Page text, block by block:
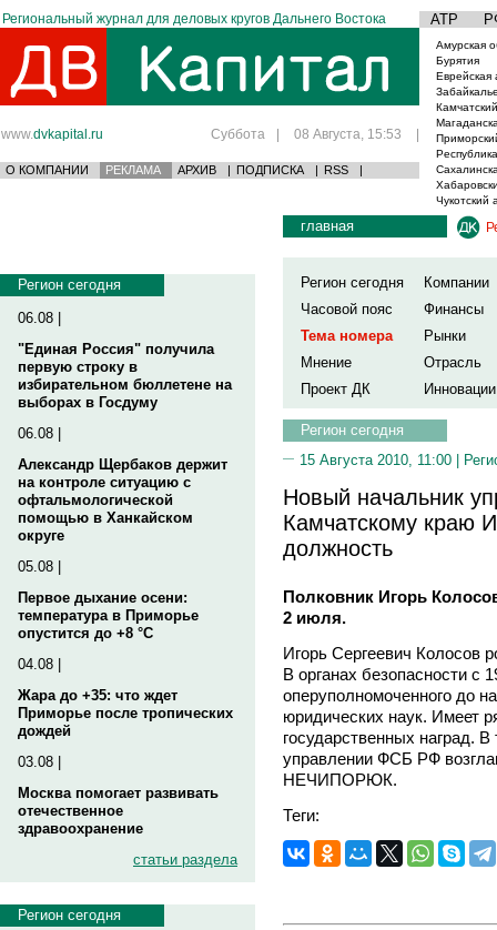
Региональный журнал для деловых кругов Дальнего Востока АТР
www.dvkapital.ru Суббота | 08 Августа, 15:53 |
О КОМПАНИИ РЕКЛАМА АРХИВ | ПОДПИСКА | RSS |
Амурская
Бурятия
Еврейская
Чукотский
Регион сегодня
06.08 |
"Единая Россия" получила
первую строку в
избирательном бюллетене на
выборах в Госдуму
06.08 |
Александр Щербаков держит
на контроле ситуацию с
офтальмологической
помощью в Ханкайском
округе
05.08 |
Первое дыхание осени:
температура в Приморье
опустится до +8 °C
04.08 |
Жара до +35: что ждет
Приморье после тропических
дождей
03.08 |
Москва помогает развивать
отечественное
здравоохранение
статьи раздела
Регион сегодня
главная
Регион сегодня
Компании
Часовой пояс
Финансы
Тема номера
Рынки
Мнение
Отрасль
Проект ДК
Инновации
Регион сегодня
15 Августа 2010, 11:00 |
Новый начальник
Камчатскому краю
должность
Полковник Игорь
2 июля.
Игорь Сергеевич Колосов
В органах безопасности с
оперуполномоченного до
юридических наук. Имеет
государственных наград.
управлении ФСБ РФ
НЕЧИПОРЮК.
Теги: